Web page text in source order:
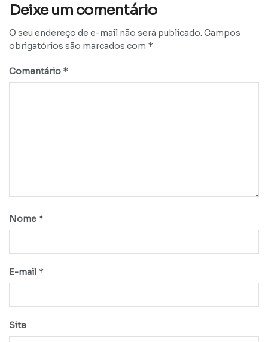
Deixe um comentário
O seu endereço de e-mail não será publicado. Campos
obrigatórios são marcados com *
Comentário *
Nome *
E-mail *
Site